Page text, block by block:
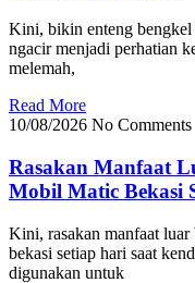
Kini, bikin enteng
ngacir menjadi perhatian
melemah,
Read More
10/08/2026 No Comments
Rasakan Manfaat
Mobil Matic Bekasi
Kini, rasakan manfaat
bekasi setiap hari saat
digunakan untuk